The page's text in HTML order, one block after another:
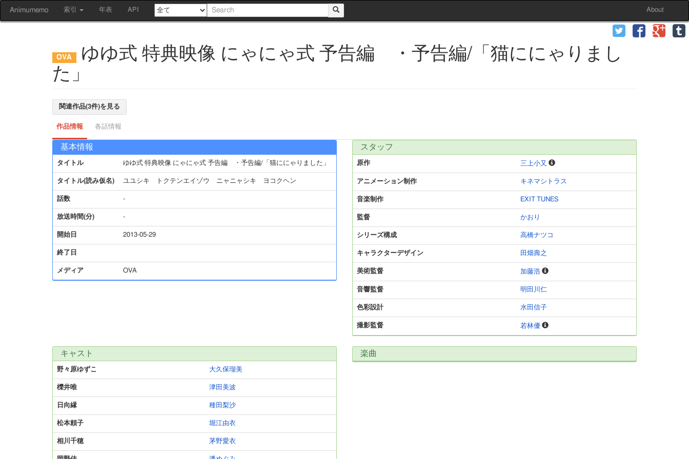
Animumemo 索引 年表 API About
ゆゆ式 特典映像 にゃにゃ式 予告編 ・予告編/「猫ににゃりまし
た」
関連作品(3件)を見る
作品情報 各話情報
基本情報
タイトル ゆゆ式 特典映像 にゃにゃ式 予告編 ・予告編/「猫ににゃりました」
タイトル(読み仮名) ユユシキ トクテンエイゾウ ニャニャシキ ヨコクヘン
話数 -
放送時間(分) -
開始日 2013-05-29
終了日
メディア OVA
スタッフ
原作 三上小又
アニメーション制作 キネマシトラス
音楽制作 EXIT TUNES
監督 かおり
シリーズ構成 高橋ナツコ
キャラクターデザイン 田畑壽之
美術監督 加藤浩
音響監督 明田川仁
色彩設計 水田信子
撮影監督 若林優
キャスト
野々原ゆずこ 大久保瑠美
櫟井唯 津田美波
日向縁 種田梨沙
松本頼子 堀江由衣
相川千穂 茅野愛衣
楽曲